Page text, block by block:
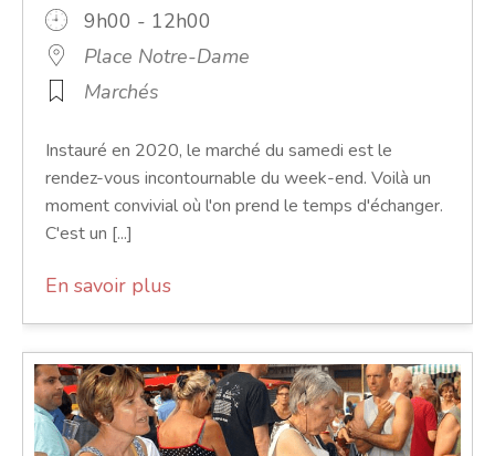
9h00 - 12h00
Place Notre-Dame
Marchés
Instauré en 2020, le marché du samedi est le
rendez-vous incontournable du week-end. Voilà un
moment convivial où l'on prend le temps d'échanger.
C'est un [...]
En savoir plus